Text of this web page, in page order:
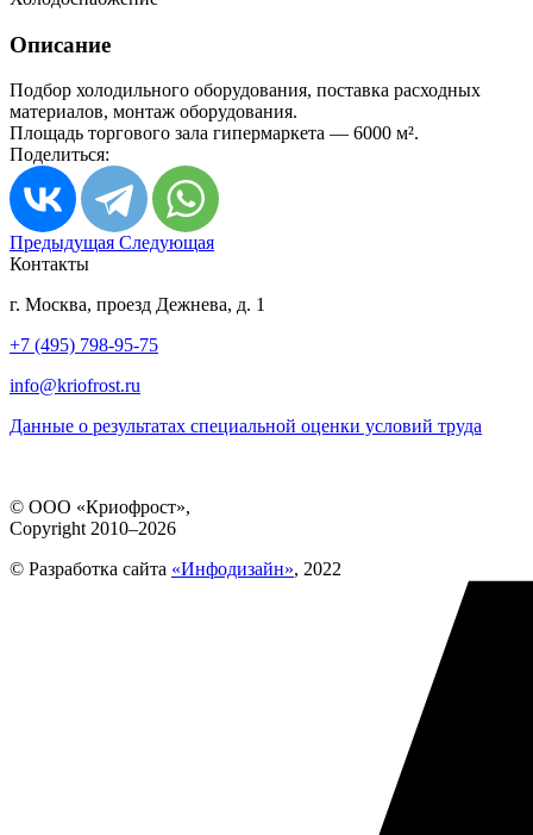
Описание
Подбор холодильного оборудования, поставка расходных
материалов, монтаж оборудования.
Площадь торгового зала гипермаркета — 6000 м².
Поделиться:
Предыдущая Следующая
Контакты
г. Москва, проезд Дежнева, д. 1
+7 (495) 798-95-75
info@kriofrost.ru
Данные о результатах специальной оценки условий труда
© ООО «Криофрост»,
Copyright 2010–2026
© Разработка сайта «Инфодизайн», 2022